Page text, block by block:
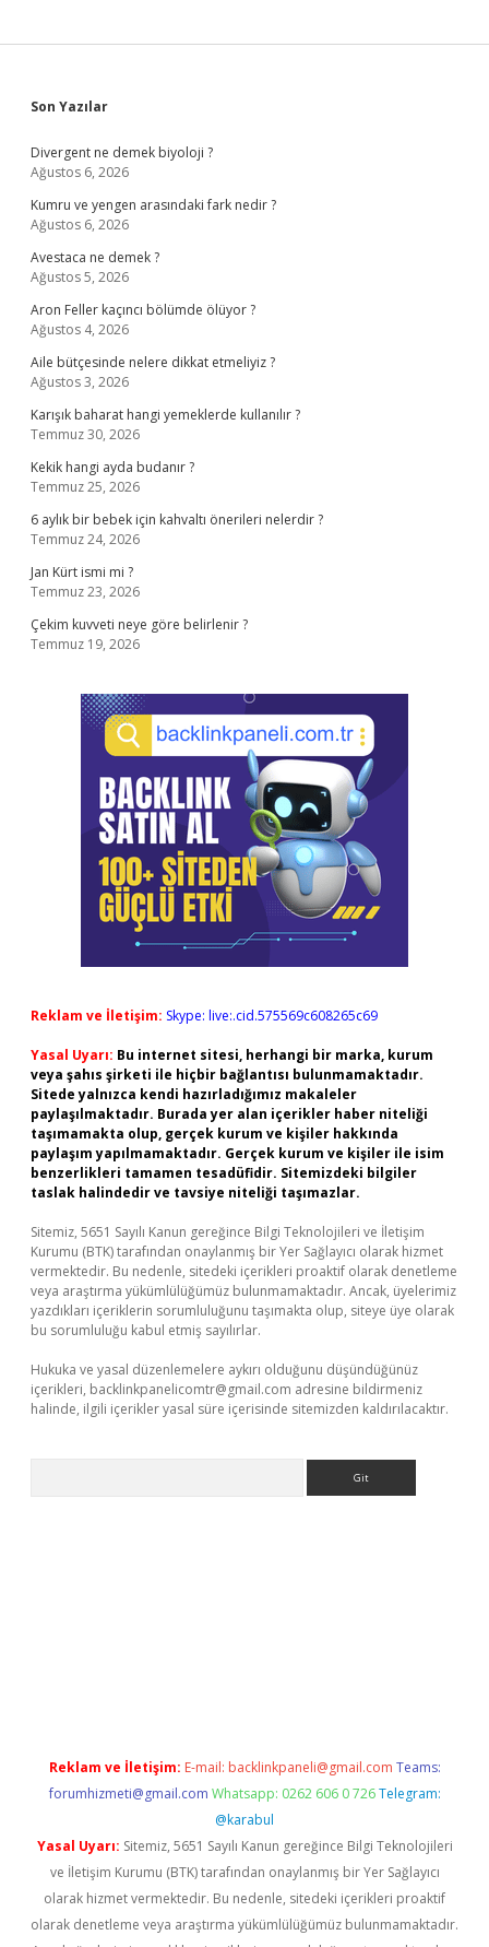
Sidebar
Son Yazılar
Divergent ne demek biyoloji ?
Ağustos 6, 2026
Kumru ve yengen arasındaki fark nedir ?
Ağustos 6, 2026
Avestaca ne demek ?
Ağustos 5, 2026
Aron Feller kaçıncı bölümde ölüyor ?
Ağustos 4, 2026
Aile bütçesinde nelere dikkat etmeliyiz ?
Ağustos 3, 2026
Karışık baharat hangi yemeklerde kullanılır ?
Temmuz 30, 2026
Kekik hangi ayda budanır ?
Temmuz 25, 2026
6 aylık bir bebek için kahvaltı önerileri nelerdir ?
Temmuz 24, 2026
Jan Kürt ismi mi ?
Temmuz 23, 2026
Çekim kuvveti neye göre belirlenir ?
Temmuz 19, 2026
Reklam ve İletişim: Skype: live:.cid.575569c608265c69
Yasal Uyarı: Bu internet sitesi, herhangi bir marka, kurum
veya şahıs şirketi ile hiçbir bağlantısı bulunmamaktadır.
Sitede yalnızca kendi hazırladığımız makaleler
paylaşılmaktadır. Burada yer alan içerikler haber niteliği
taşımamakta olup, gerçek kurum ve kişiler hakkında
paylaşım yapılmamaktadır. Gerçek kurum ve kişiler ile isim
benzerlikleri tamamen tesadüfidir. Sitemizdeki bilgiler
taslak halindedir ve tavsiye niteliği taşımazlar.
Sitemiz, 5651 Sayılı Kanun gereğince Bilgi Teknolojileri ve İletişim
Kurumu (BTK) tarafından onaylanmış bir Yer Sağlayıcı olarak hizmet
vermektedir. Bu nedenle, sitedeki içerikleri proaktif olarak denetleme
veya araştırma yükümlülüğümüz bulunmamaktadır. Ancak, üyelerimiz
yazdıkları içeriklerin sorumluluğunu taşımakta olup, siteye üye olarak
bu sorumluluğu kabul etmiş sayılırlar.
Hukuka ve yasal düzenlemelere aykırı olduğunu düşündüğünüz
içerikleri, backlinkpanelicomtr@gmail.com adresine bildirmeniz
halinde, ilgili içerikler yasal süre içerisinde sitemizden kaldırılacaktır.
Reklam ve İletişim: E-mail: backlinkpaneli@gmail.com Teams:
forumhizmeti@gmail.com Whatsapp: 0262 606 0 726 Telegram:
@karabul
Yasal Uyarı: Sitemiz, 5651 Sayılı Kanun gereğince Bilgi Teknolojileri
ve İletişim Kurumu (BTK) tarafından onaylanmış bir Yer Sağlayıcı
olarak hizmet vermektedir. Bu nedenle, sitedeki içerikleri proaktif
olarak denetleme veya araştırma yükümlülüğümüz bulunmamaktadır.